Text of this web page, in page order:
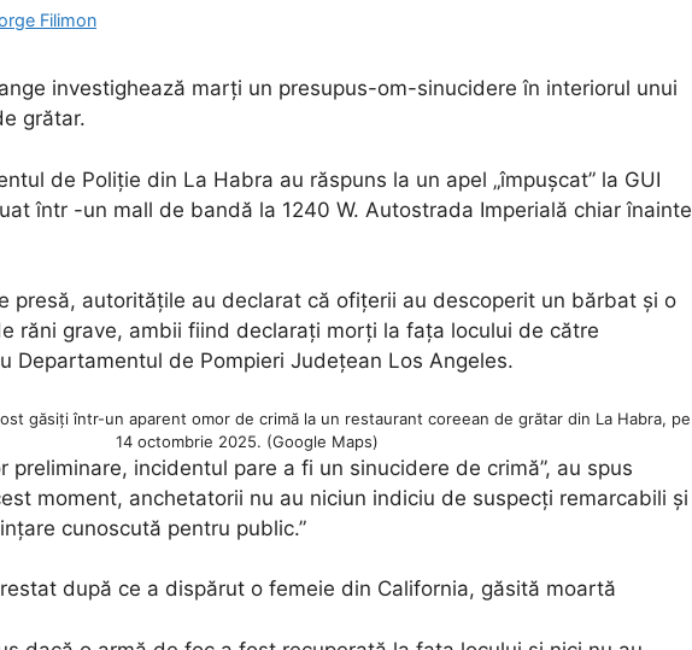
Filimon
investighează marți un presupus-om-sinucidere în interiorul unui
grătar.
de Poliție din La Habra au răspuns la un apel „împușcat” la GUI
într -un mall de bandă la 1240 W. Autostrada Imperială chiar înainte
presă, autoritățile au declarat că ofițerii au descoperit un bărbat și o
răni grave, ambii fiind declarați morți la fața locului de către
Departamentul de Pompieri Județean Los Angeles.
găsiți într-un aparent omor de crimă la un restaurant coreean de grătar din La Habra, pe
14 octombrie 2025. (Google Maps)
preliminare, incidentul pare a fi un sinucidere de crimă”, au spus
moment, anchetatorii nu au niciun indiciu de suspecți remarcabili și
cunoscută pentru public.”
după ce a dispărut o femeie din California, găsită moartă